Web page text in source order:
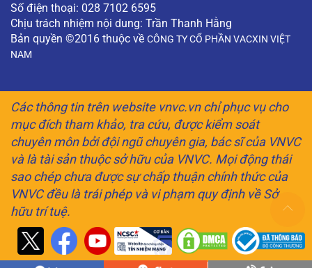
Số điện thoại: 028 7102 6595
Chịu trách nhiệm nội dung: Trần Thanh Hằng
Bản quyền ©2016 thuộc về CÔNG TY CỔ PHẦN VACXIN VIỆT
NAM
Các thông tin trên website vnvc.vn chỉ phục vụ cho
mục đích tham khảo, tra cứu, được kiểm soát
chuyên môn bởi đội ngũ chuyên gia, bác sĩ của VNVC
và là tài sản thuộc sở hữu của VNVC. Mọi động thái
sao chép chưa được sự chấp thuận chính thức của
VNVC đều là trái phép và vi phạm quy định về Sở
hữu trí tuệ.